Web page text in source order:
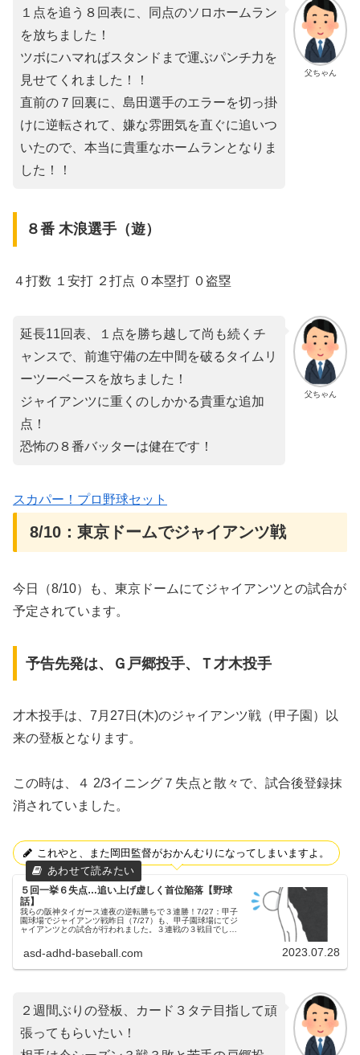
父ちゃん
１点を追う８回表に、同点のソロホームラン
を放ちました！
ツボにハマればスタンドまで運ぶパンチ力を
見せてくれました！！
直前の７回裏に、島田選手のエラーを切っ掛
けに逆転されて、嫌な雰囲気を直ぐに追いつ
いたので、本当に貴重なホームランとなりま
した！！
８番 木浪選手（遊）
４打数 １安打 ２打点 ０本塁打 ０盗塁
父ちゃん
延長11回表、１点を勝ち越して尚も続くチ
ャンスで、前進守備の左中間を破るタイムリ
ーツーベースを放ちました！
ジャイアンツに重くのしかかる貴重な追加
点！
恐怖の８番バッターは健在です！
スカパー！プロ野球セット
8/10：東京ドームでジャイアンツ戦
今日（8/10）も、東京ドームにてジャイアンツとの試合が
予定されています。
予告先発は、Ｇ戸郷投手、Ｔ才木投手
才木投手は、7月27日(木)のジャイアンツ戦（甲子園）以
来の登板となります。
この時は、４ 2/3イニング７失点と散々で、試合後登録抹
消されていました。
これやと、また岡田監督がおかんむりになってしまいますよ。
５回一挙６失点…追い上げ虚しく首位陥落【野球
話】
我らの阪神タイガース連夜の逆転勝ちで３連勝！7/27：甲子
園球場でジャイアンツ戦昨日（7/27）も、甲子園球場にてジ
ャイアンツとの試合が行われました。３連戦の３戦目でし
asd-adhd-baseball.com 2023.07.28
２週間ぶりの登板、カード３タテ目指して頑
張ってもらいたい！